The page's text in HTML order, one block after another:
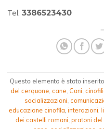
Tel. 3386523430
Questo elemento è stato
del cerquone cane Cani
socializzazioni
educazione cinofila interazioni
dei castelli romani pratoni del